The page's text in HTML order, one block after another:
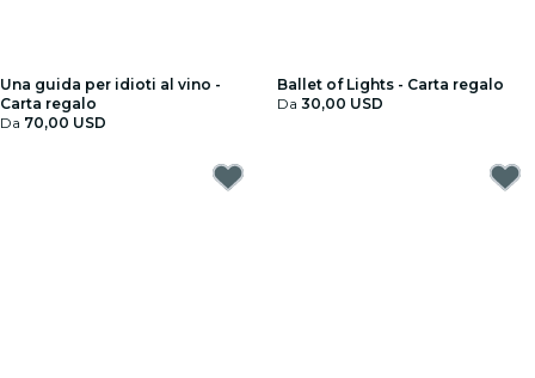
Una guida per idioti al vino -
Carta regalo
Da 70,00 USD
Ballet of Lights - Carta regalo
Da 30,00 USD